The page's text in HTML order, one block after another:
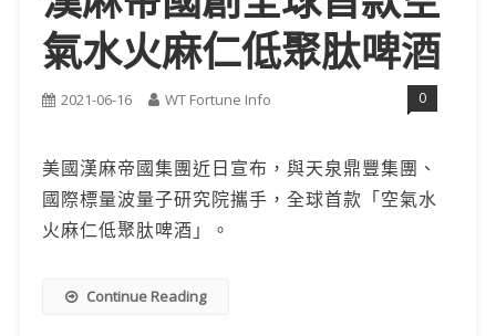
氣水火麻仁低聚肽啤酒
2021-06-16 WT Fortune Info 0
美國漢麻帝國集團近日宣布，與天泉鼎豐集團、
國際標量波量子研究院攜手，全球首款「空氣水
火麻仁低聚肽啤酒」。
Continue Reading